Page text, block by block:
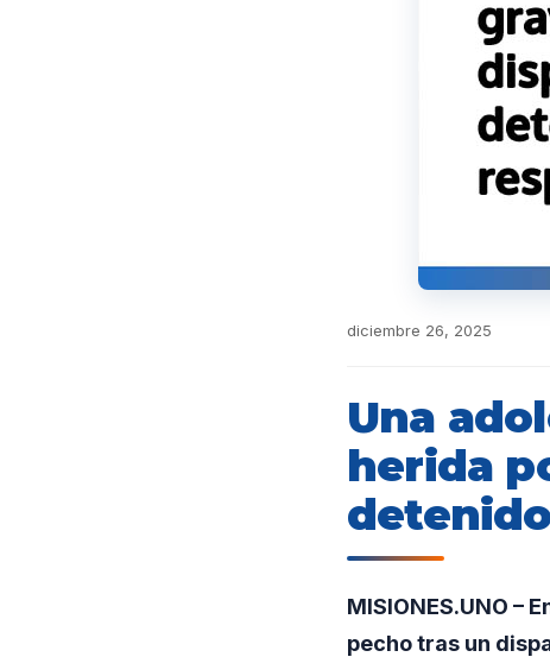
diciembre 26, 2025
Una
herida
MISIONES.UNO –
pecho tras un